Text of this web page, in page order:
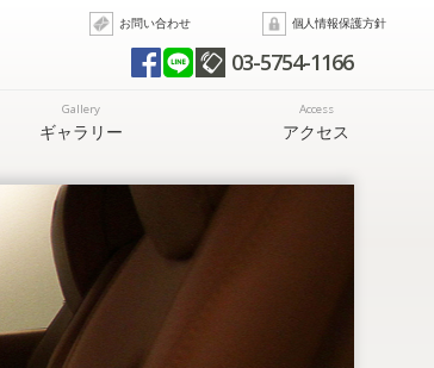
お問い合わせ 個人情報保護方針
03-5754-1166
Gallery
ギャラリー
Access
アクセス